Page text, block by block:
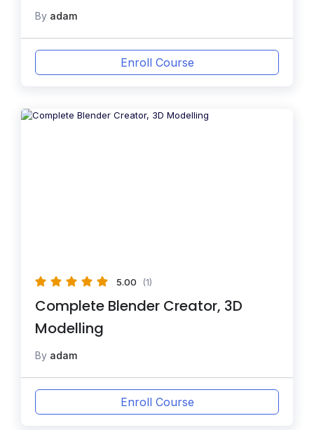
By adam
Enroll Course
5.00 (1)
Complete Blender Creator, 3D
Modelling
By adam
Enroll Course